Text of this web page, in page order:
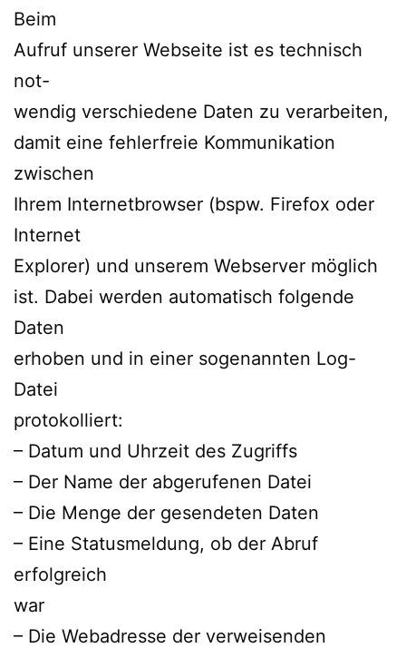
Beim
Aufruf unserer Webseite ist es technisch
not-
wendig verschiedene Daten zu verarbeiten,
damit eine fehlerfreie Kommunikation
zwischen
Ihrem Internetbrowser (bspw. Firefox oder
Internet
Explorer) und unserem Webserver möglich
ist. Dabei werden automatisch folgende
Daten
erhoben und in einer sogenannten Log-
Datei
protokolliert:
– Datum und Uhrzeit des Zugriffs
– Der Name der abgerufenen Datei
– Die Menge der gesendeten Daten
– Eine Statusmeldung, ob der Abruf
erfolgreich
war
– Die Webadresse der verweisenden